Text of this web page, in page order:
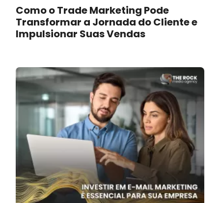
Como o Trade Marketing Pode
Transformar a Jornada do Cliente e
Impulsionar Suas Vendas